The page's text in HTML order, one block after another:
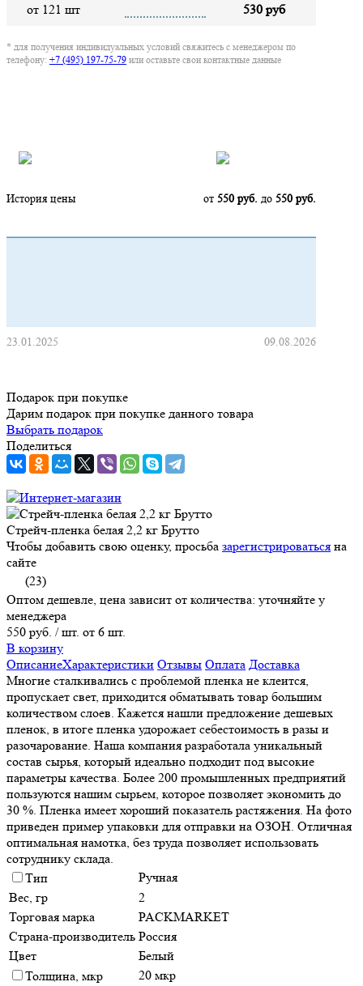
от 121 шт 530 руб
* для получения индивидуальных условий свяжитесь с менеджером по
телефону: +7 (495) 197-75-79 или оставьте свои контактные данные
История цены от 550 руб. до 550 руб.
23.01.2025 09.08.2026
Подарок при покупке
Дарим подарок при покупке данного товара
Выбрать подарок
Поделиться
Стрейч-пленка белая 2,2 кг Брутто
Чтобы добавить свою оценку, просьба зарегистрироваться на
сайте
(23)
Оптом дешевле, цена зависит от количества: уточняйте у
менеджера
550 руб. / шт. от 6 шт.
В корзину
ОписаниеХарактеристики Отзывы Оплата Доставка
Многие сталкивались с проблемой пленка не клеится,
пропускает свет, приходится обматывать товар большим
количеством слоев. Кажется нашли предложение дешевых
пленок, в итоге пленка удорожает себестоимость в разы и
разочарование. Наша компания разработала уникальный
состав сырья, который идеально подходит под высокие
параметры качества. Более 200 промышленных предприятий
пользуются нашим сырьем, которое позволяет экономить до
30 %. Пленка имеет хороший показатель растяжения. На фото
приведен пример упаковки для отправки на ОЗОН. Отличная
оптимальная намотка, без труда позволяет использовать
сотруднику склада.
Тип
Ручная
Вес, гр
2
Торговая марка
PACKMARKET
Страна-производитель Россия
Цвет
Белый
Толщина, мкр
20 мкр